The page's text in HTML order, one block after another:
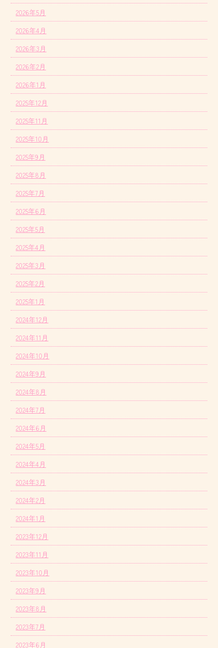
2026年5月
2026年4月
2026年3月
2026年2月
2026年1月
2025年12月
2025年11月
2025年10月
2025年9月
2025年8月
2025年7月
2025年6月
2025年5月
2025年4月
2025年3月
2025年2月
2025年1月
2024年12月
2024年11月
2024年10月
2024年9月
2024年8月
2024年7月
2024年6月
2024年5月
2024年4月
2024年3月
2024年2月
2024年1月
2023年12月
2023年11月
2023年10月
2023年9月
2023年8月
2023年7月
2023年6月